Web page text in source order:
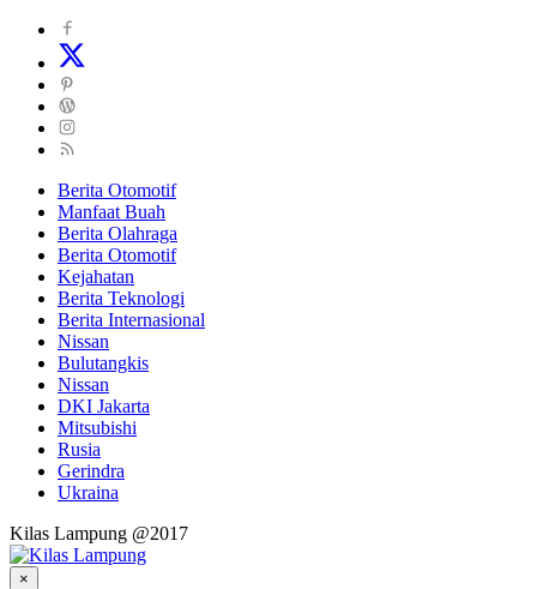
Berita Otomotif
Manfaat Buah
Berita Olahraga
Berita Otomotif
Kejahatan
Berita Teknologi
Berita Internasional
Nissan
Bulutangkis
Nissan
DKI Jakarta
Mitsubishi
Rusia
Gerindra
Ukraina
Kilas Lampung @2017
×